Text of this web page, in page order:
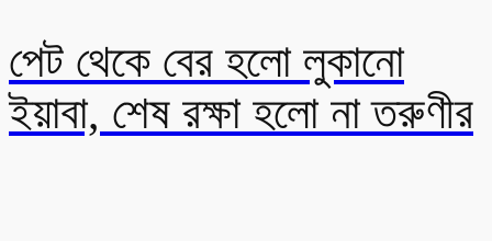
পেট থেকে বের হলো লুকানো
ইয়াবা, শেষ রক্ষা হলো না তরুণীর